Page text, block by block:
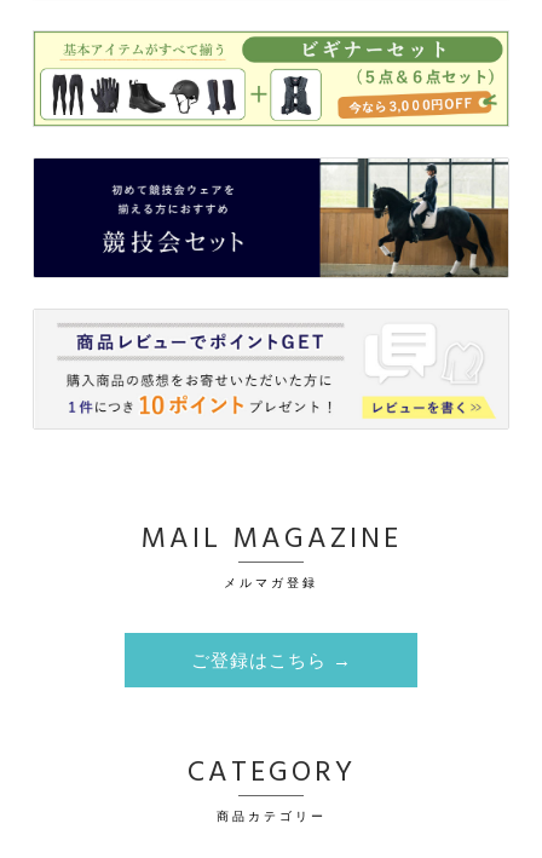
MAIL MAGAZINE
メルマガ登録
ご登録はこちら →
CATEGORY
商品カテゴリー